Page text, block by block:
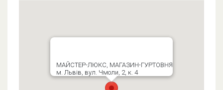
МАЙСТЕР-ЛЮКС, МАГАЗИН-ГУРТОВНЯ
м. Львів, вул. Чмоли, 2, к. 4